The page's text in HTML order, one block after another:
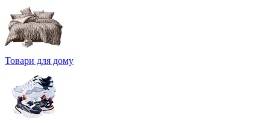
Товари для дому